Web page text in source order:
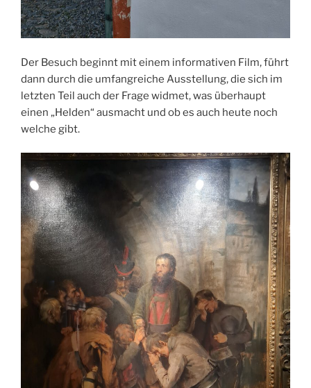
Der Besuch beginnt mit einem informativen Film, führt
dann durch die umfangreiche Ausstellung, die sich im
letzten Teil auch der Frage widmet, was überhaupt
einen „Helden“ ausmacht und ob es auch heute noch
welche gibt.